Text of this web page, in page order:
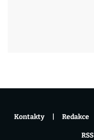
Kontakty Redakce
RSS